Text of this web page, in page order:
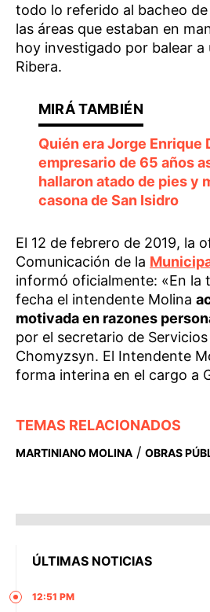
todo lo referido al bacheo
las áreas que estaban en
hoy investigado por balear a
Ribera.
Quién era Jorge Enrique
empresario de 65 años
hallaron atado de pies y
casona de San Isidro
El 12 de febrero de 2019, la
Comunicación de la
informó oficialmente: «En la
fecha el intendente Molina
motivada en razones
por el secretario de
Chomyzsyn. El Intendente
forma interina en el cargo a
TEMAS RELACIONADOS
MARTINIANO MOLINA / OBRAS
ÚLTIMAS NOTICIAS
12:51 PM